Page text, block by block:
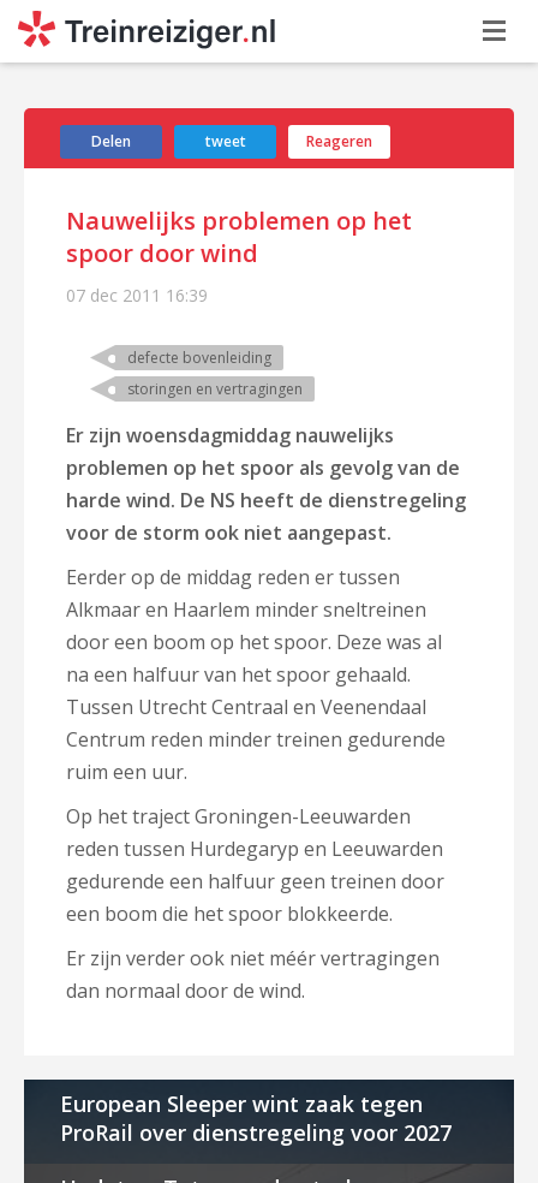
Delen tweet Reageren
Nauwelijks problemen op het
spoor door wind
07 dec 2011 16:39
defecte bovenleiding
storingen en vertragingen
Er zijn woensdagmiddag nauwelijks
problemen op het spoor als gevolg van de
harde wind. De NS heeft de dienstregeling
voor de storm ook niet aangepast.
Eerder op de middag reden er tussen
Alkmaar en Haarlem minder sneltreinen
door een boom op het spoor. Deze was al
na een halfuur van het spoor gehaald.
Tussen Utrecht Centraal en Veenendaal
Centrum reden minder treinen gedurende
ruim een uur.
Op het traject Groningen-Leeuwarden
reden tussen Hurdegaryp en Leeuwarden
gedurende een halfuur geen treinen door
een boom die het spoor blokkeerde.
Er zijn verder ook niet méér vertragingen
dan normaal door de wind.
European Sleeper wint zaak tegen
ProRail over dienstregeling voor 2027